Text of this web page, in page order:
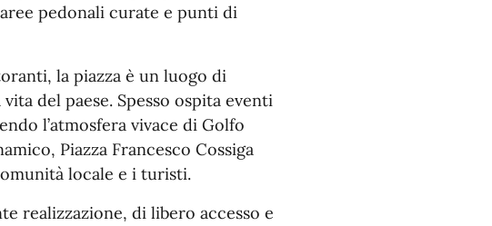
pedonali curate e punti di
la piazza è un luogo di
del paese. Spesso ospita eventi
l’atmosfera vivace di Golfo
Piazza Francesco Cossiga
locale e i turisti.
realizzazione, di libero accesso e